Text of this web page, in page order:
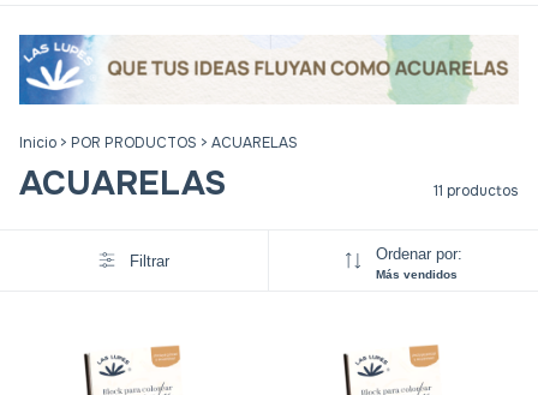
Inicio > POR PRODUCTOS > ACUARELAS
ACUARELAS 11 productos
Filtrar Ordenar por:
Más vendidos